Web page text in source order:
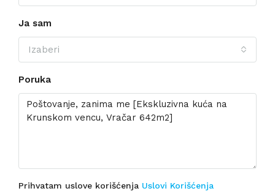
Ja sam
Izaberi
Poruka
Prihvatam uslove korišćenja Uslovi Korišćenja